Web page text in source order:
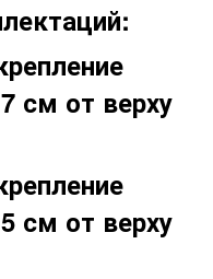
см от верху
см от верху